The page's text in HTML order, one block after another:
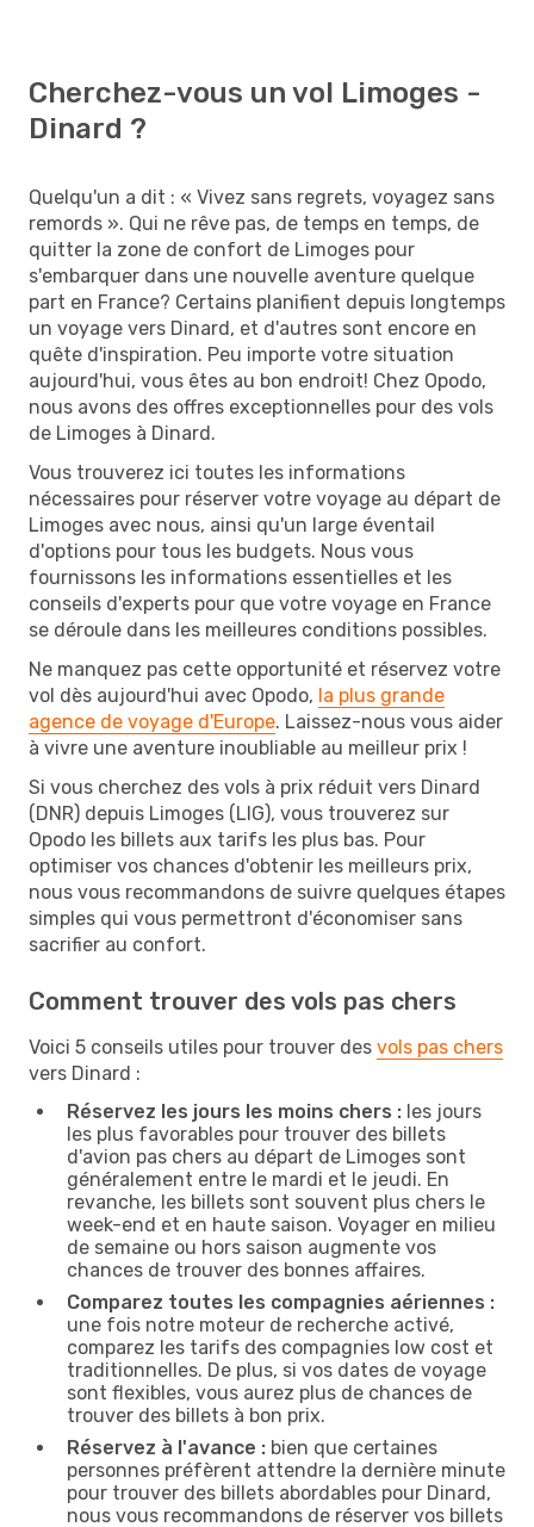
Cherchez-vous un vol Limoges -
Dinard ?
Quelqu'un a dit : « Vivez sans regrets, voyagez sans
remords ». Qui ne rêve pas, de temps en temps, de
quitter la zone de confort de Limoges pour
s'embarquer dans une nouvelle aventure quelque
part en France? Certains planifient depuis longtemps
un voyage vers Dinard, et d'autres sont encore en
quête d'inspiration. Peu importe votre situation
aujourd'hui, vous êtes au bon endroit! Chez Opodo,
nous avons des offres exceptionnelles pour des vols
de Limoges à Dinard.
Vous trouverez ici toutes les informations
nécessaires pour réserver votre voyage au départ de
Limoges avec nous, ainsi qu'un large éventail
d'options pour tous les budgets. Nous vous
fournissons les informations essentielles et les
conseils d'experts pour que votre voyage en France
se déroule dans les meilleures conditions possibles.
Ne manquez pas cette opportunité et réservez votre
vol dès aujourd'hui avec Opodo, la plus grande
agence de voyage d'Europe. Laissez-nous vous aider
à vivre une aventure inoubliable au meilleur prix !
Si vous cherchez des vols à prix réduit vers Dinard
(DNR) depuis Limoges (LIG), vous trouverez sur
Opodo les billets aux tarifs les plus bas. Pour
optimiser vos chances d'obtenir les meilleurs prix,
nous vous recommandons de suivre quelques étapes
simples qui vous permettront d'économiser sans
sacrifier au confort.
Comment trouver des vols pas chers
Voici 5 conseils utiles pour trouver des vols pas chers
vers Dinard :
Réservez les jours les moins chers : les jours
les plus favorables pour trouver des billets
d'avion pas chers au départ de Limoges sont
généralement entre le mardi et le jeudi. En
revanche, les billets sont souvent plus chers le
week-end et en haute saison. Voyager en milieu
de semaine ou hors saison augmente vos
chances de trouver des bonnes affaires.
Comparez toutes les compagnies aériennes :
une fois notre moteur de recherche activé,
comparez les tarifs des compagnies low cost et
traditionnelles. De plus, si vos dates de voyage
sont flexibles, vous aurez plus de chances de
trouver des billets à bon prix.
Réservez à l'avance : bien que certaines
personnes préfèrent attendre la dernière minute
pour trouver des billets abordables pour Dinard,
nous vous recommandons de réserver vos billets